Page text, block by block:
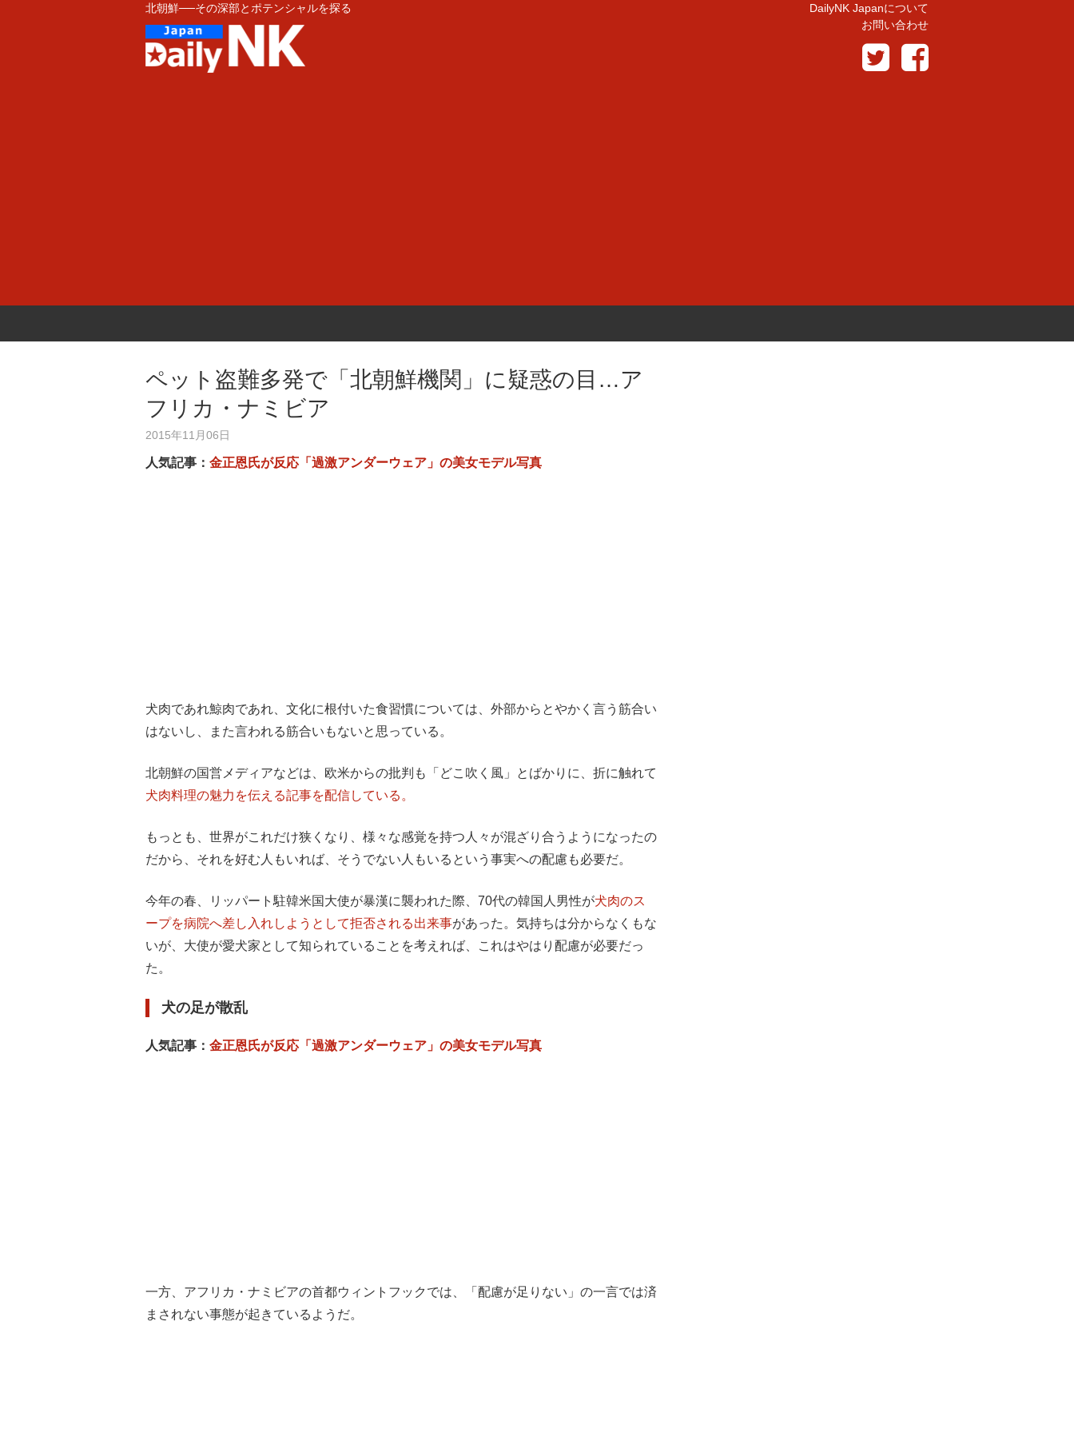
北朝鮮──その深部とポテンシャルを探る
DailyNK Japanについて
お問い合わせ
ペット盗難多発で「北朝鮮機関」に疑惑の目…ア
フリカ・ナミビア
2015年11月06日
人気記事： 金正恩氏が反応「過激アンダーウェア」の美女モデル写真
犬肉であれ鯨肉であれ、文化に根付いた食習慣については、外部からとやかく言う筋合い
はないし、また言われる筋合いもないと思っている。
北朝鮮の国営メディアなどは、欧米からの批判も「どこ吹く風」とばかりに、折に触れて
犬肉料理の魅力を伝える記事を配信している。
もっとも、世界がこれだけ狭くなり、様々な感覚を持つ人々が混ざり合うようになったの
だから、それを好む人もいれば、そうでない人もいるという事実への配慮も必要だ。
今年の春、リッパート駐韓米国大使が暴漢に襲われた際、70代の韓国人男性が犬肉のス
ープを病院へ差し入れしようとして拒否される出来事があった。気持ちは分からなくもな
いが、大使が愛犬家として知られていることを考えれば、これはやはり配慮が必要だっ
た。
犬の足が散乱
人気記事： 金正恩氏が反応「過激アンダーウェア」の美女モデル写真
一方、アフリカ・ナミビアの首都ウィントフックでは、「配慮が足りない」の一言では済
まされない事態が起きているようだ。